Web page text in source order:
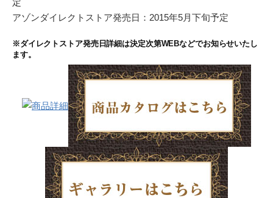
アゾンダイレクトストア発売日：2015年5月下旬予定
※ダイレクトストア発売日詳細は決定次第WEBなどでお知らせいたし
ます。